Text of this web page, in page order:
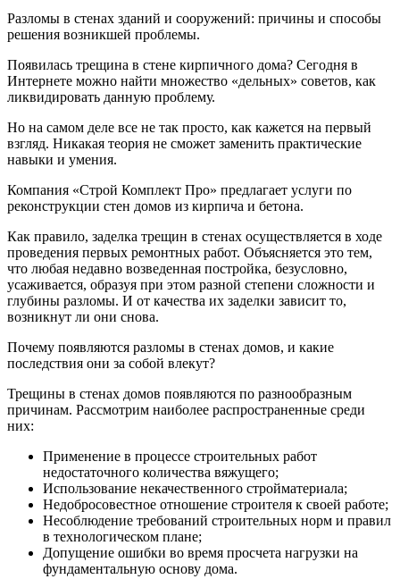
Разломы в стенах зданий и сооружений: причины и способы
решения возникшей проблемы.
Появилась трещина в стене кирпичного дома? Сегодня в
Интернете можно найти множество «дельных» советов, как
ликвидировать данную проблему.
Но на самом деле все не так просто, как кажется на первый
взгляд. Никакая теория не сможет заменить практические
навыки и умения.
Компания «Строй Комплект Про» предлагает услуги по
реконструкции стен домов из кирпича и бетона.
Как правило, заделка трещин в стенах осуществляется в ходе
проведения первых ремонтных работ. Объясняется это тем,
что любая недавно возведенная постройка, безусловно,
усаживается, образуя при этом разной степени сложности и
глубины разломы. И от качества их заделки зависит то,
возникнут ли они снова.
Почему появляются разломы в стенах домов, и какие
последствия они за собой влекут?
Трещины в стенах домов появляются по разнообразным
причинам. Рассмотрим наиболее распространенные среди
них:
Применение в процессе строительных работ
недостаточного количества вяжущего;
Использование некачественного стройматериала;
Недобросовестное отношение строителя к своей работе;
Несоблюдение требований строительных норм и правил
в технологическом плане;
Допущение ошибки во время просчета нагрузки на
фундаментальную основу дома.